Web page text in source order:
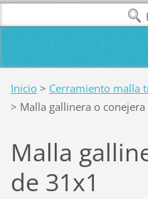
Inicio > Cerramiento malla
> Malla gallinera o conejera
Malla
de 31x1